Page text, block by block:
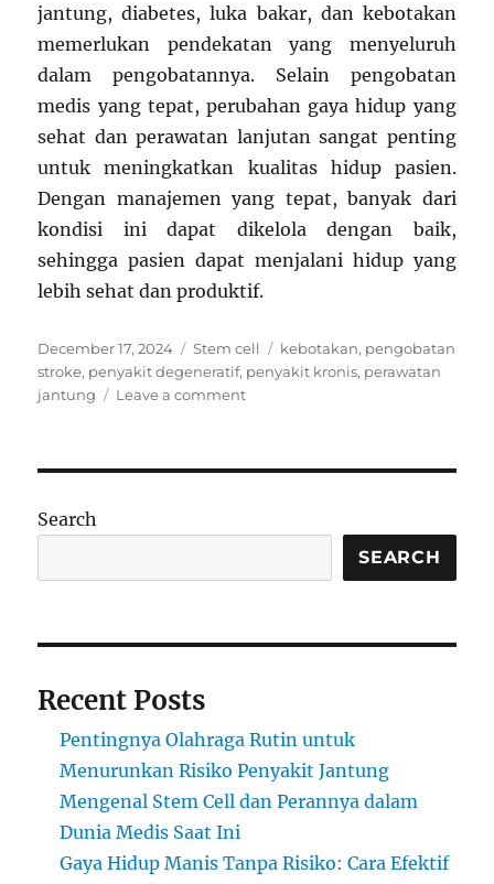
jantung, diabetes, luka bakar, dan kebotakan
memerlukan pendekatan yang menyeluruh
dalam pengobatannya. Selain pengobatan
medis yang tepat, perubahan gaya hidup yang
sehat dan perawatan lanjutan sangat penting
untuk meningkatkan kualitas hidup pasien.
Dengan manajemen yang tepat, banyak dari
kondisi ini dapat dikelola dengan baik,
sehingga pasien dapat menjalani hidup yang
lebih sehat dan produktif.
Posted
on
December 17, 2024 Categories
Stem cell Tags
kebotakan, pengobatan
stroke, penyakit degeneratif, penyakit kronis, perawatan
jantung
Leave a commenton
dengan
Search
SEARCH
Recent Posts
Pentingnya Olahraga Rutin untuk
Menurunkan Risiko Penyakit Jantung
Mengenal Stem Cell dan Perannya dalam
Dunia Medis Saat Ini
Gaya Hidup Manis Tanpa Risiko: Cara Efektif